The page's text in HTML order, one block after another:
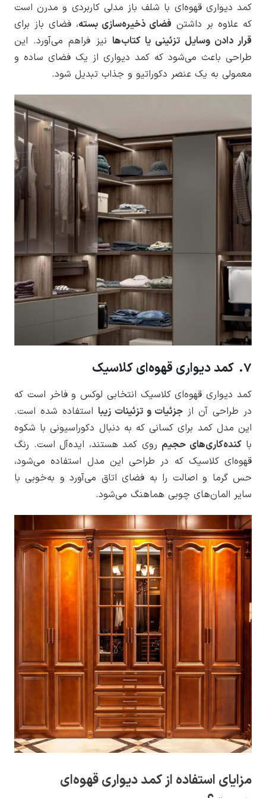
کمد دیواری قهوه‌ای با شلف باز مدلی کاربردی و مدرن است
که علاوه بر داشتن فضای ذخیره‌سازی بسته، فضای باز برای
قرار دادن وسایل تزئینی یا کتاب‌ها نیز فراهم می‌آورد. این
طراحی باعث می‌شود که کمد دیواری از یک فضای ساده و
معمولی به یک عنصر دکوراتیو و جذاب تبدیل شود.
7. کمد دیواری قهوه‌ای کلاسیک
کمد دیواری قهوه‌ای کلاسیک انتخابی لوکس و فاخر است که
در طراحی آن از جزئیات و تزئینات زیبا استفاده شده است.
این مدل کمد برای کسانی که به دنبال دکوراسیونی با شکوه
باکنده‌کاری‌های حجیم روی کمد هستند، ایده‌آل است. رنگ
قهوه‌ای کلاسیک که در طراحی این مدل استفاده می‌شود،
حس گرما و اصالت را به فضای اتاق می‌آورد و به‌خوبی با
سایر المان‌های چوبی هماهنگ می‌شود.
مزایای استفاده از کمد دیواری قهوه‌ای